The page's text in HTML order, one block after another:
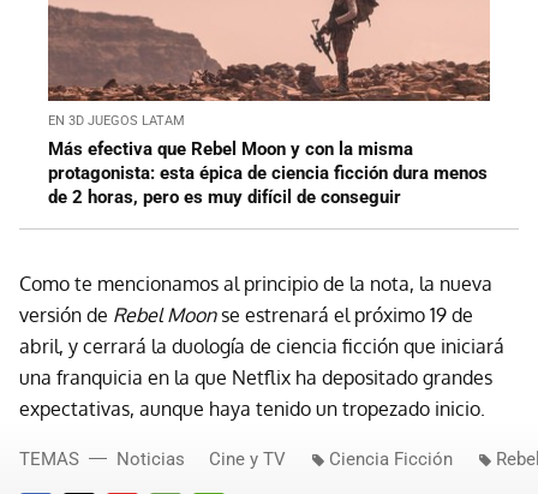
EN 3D JUEGOS LATAM
Más efectiva que Rebel Moon y con la misma
protagonista: esta épica de ciencia ficción dura menos
de 2 horas, pero es muy difícil de conseguir
Como te mencionamos al principio de la nota, la nueva
versión de Rebel Moonse estrenará el próximo 19 de
abril, y cerrará la duología de ciencia ficción que iniciará
una franquicia en la que Netflix ha depositado grandes
expectativas, aunque haya tenido un tropezado inicio.
TEMAS Noticias Cine y TV Ciencia Ficción